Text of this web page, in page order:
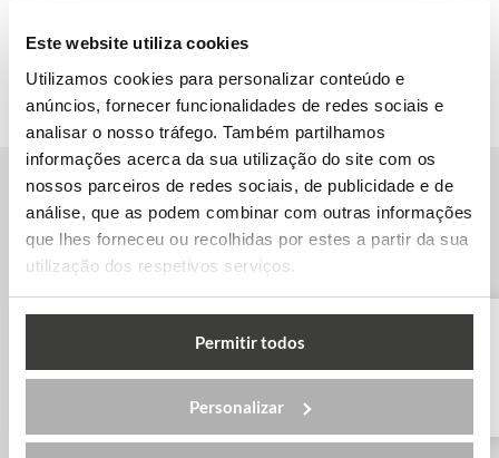
Este website utiliza cookies
Utilizamos cookies para personalizar conteúdo e
anúncios, fornecer funcionalidades de redes sociais e
analisar o nosso tráfego. Também partilhamos
informações acerca da sua utilização do site com os
nossos parceiros de redes sociais, de publicidade e de
análise, que as podem combinar com outras informações
que lhes forneceu ou recolhidas por estes a partir da sua
utilização dos respetivos serviços.
Permitir todos
Personalizar
Outras escolas de inglês em Toronto
ILAC – Toronto